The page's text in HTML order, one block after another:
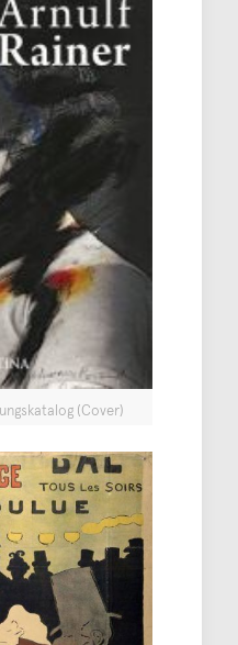
(Cover)